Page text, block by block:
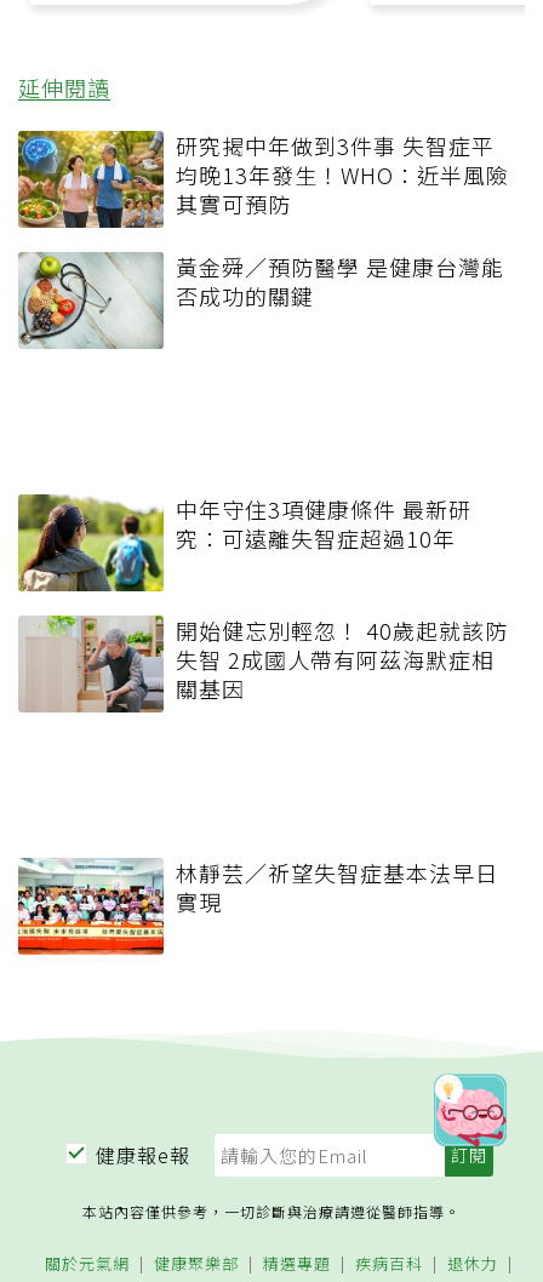
延伸閱讀
研究揭中年做到3件事 失智症平
均晚13年發生！WHO：近半風險
其實可預防
黃金舜／預防醫學 是健康台灣能
否成功的關鍵
中年守住3項健康條件 最新研
究：可遠離失智症超過10年
開始健忘別輕忽！ 40歲起就該防
失智 2成國人帶有阿茲海默症相
關基因
林靜芸／祈望失智症基本法早日
實現
健康報e報
本站內容僅供參考，一切診斷與治療請遵從醫師指導。
關於元氣網 健康聚樂部 精選專題 疾病百科 退休力